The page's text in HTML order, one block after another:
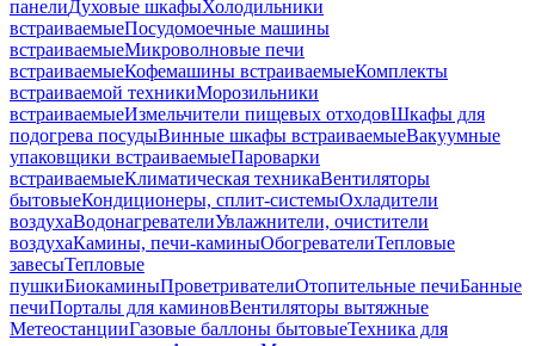
панелиДуховые шкафыХолодильники
встраиваемыеПосудомоечные машины
встраиваемыеМикроволновые печи
встраиваемыеКофемашины встраиваемыеКомплекты
встраиваемой техникиМорозильники
встраиваемыеИзмельчители пищевых отходовШкафы для
подогрева посудыВинные шкафы встраиваемыеВакуумные
упаковщики встраиваемыеПароварки
встраиваемыеКлиматическая техникаВентиляторы
бытовыеКондиционеры, сплит-системыОхладители
воздухаВодонагревателиУвлажнители, очистители
воздухаКамины, печи-каминыОбогревателиТепловые
завесыТепловые
пушкиБиокаминыПроветривателиОтопительные печиБанные
печиПорталы для каминовВентиляторы вытяжные
МетеостанцииГазовые баллоны бытовыеТехника для